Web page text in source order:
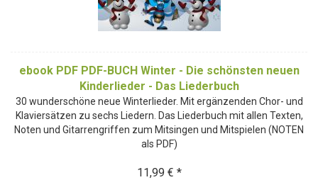
ebook PDF PDF-BUCH Winter - Die schönsten neuen
Kinderlieder - Das Liederbuch
30 wunderschöne neue Winterlieder. Mit ergänzenden Chor- und
Klaviersätzen zu sechs Liedern. Das Liederbuch mit allen Texten,
Noten und Gitarrengriffen zum Mitsingen und Mitspielen (NOTEN
als PDF)
11,99 € *